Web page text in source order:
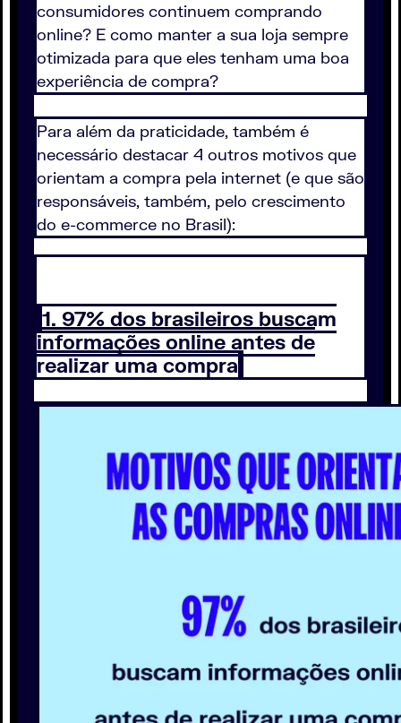
consumidores continuem comprando
online? E como manter a sua loja sempre
otimizada para que eles tenham uma boa
experiência de compra?
Para além da praticidade, também é
necessário destacar 4 outros motivos que
orientam a compra pela internet (e que são
responsáveis, também, pelo crescimento
do e-commerce no Brasil):
1. 97% dos brasileiros buscam
informações online antes de
realizar uma compra